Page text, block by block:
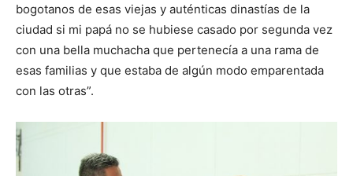
bogotanos de esas viejas y auténticas dinastías de la
ciudad si mi papá no se hubiese casado por segunda vez
con una bella muchacha que pertenecía a una rama de
esas familias y que estaba de algún modo emparentada
con las otras”.